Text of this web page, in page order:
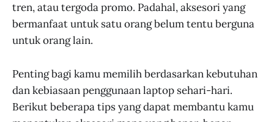
tren, atau tergoda promo. Padahal, aksesori yang
bermanfaat untuk satu orang belum tentu berguna
untuk orang lain.
Penting bagi kamu memilih berdasarkan kebutuhan
dan kebiasaan penggunaan laptop sehari-hari.
Berikut beberapa tips yang dapat membantu kamu